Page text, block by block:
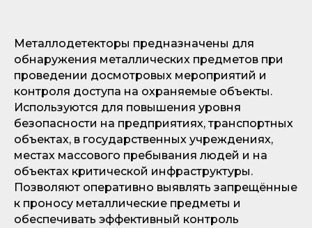
Металлодетекторы предназначены для
обнаружения металлических предметов при
проведении досмотровых мероприятий и
контроля доступа на охраняемые объекты.
Используются для повышения уровня
безопасности на предприятиях, транспортных
объектах, в государственных учреждениях,
местах массового пребывания людей и на
объектах критической инфраструктуры.
Позволяют оперативно выявлять запрещённые
к проносу металлические предметы и
обеспечивать эффективный контроль